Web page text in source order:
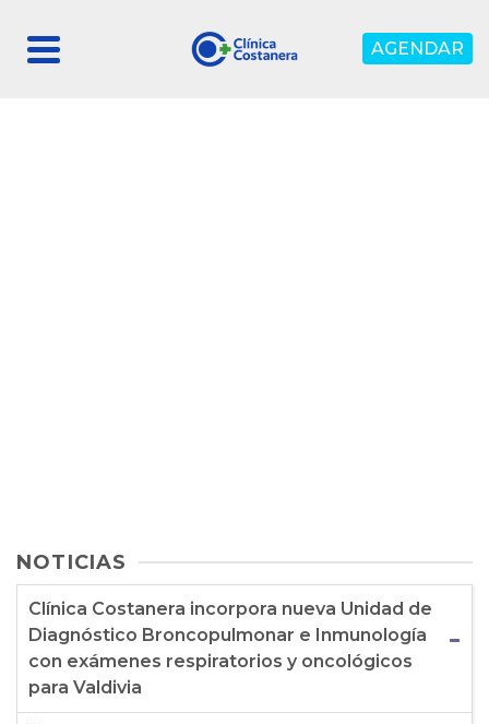
AGENDAR
NOTICIAS
Clínica Costanera incorpora nueva Unidad de
Diagnóstico Broncopulmonar e Inmunología
con exámenes respiratorios y oncológicos
para Valdivia